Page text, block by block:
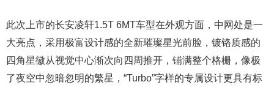
此次上市的长安凌轩1.5T 6MT车型在外观方面，中网处是一
大亮点，采用极富设计感的全新璀璨星光前脸，镀铬质感的
四角星徽从视觉中心渐次向四周推开，铺满整个格栅，像极
了夜空中忽暗忽明的繁星，“Turbo”字样的专属设计更具有标